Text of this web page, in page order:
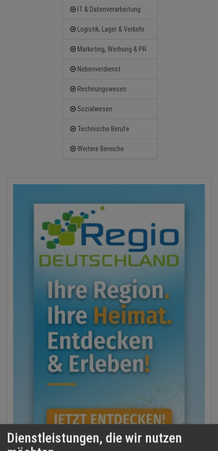
IT & Datenverarbeitung
Logistik, Lager & Verkehr
Marketing, Werbung & PR
Nebenverdienst
Rechnungswesen
Sozialwesen
Technische Berufe
Weitere Bereiche
Dienstleistungen, die wir nutzen